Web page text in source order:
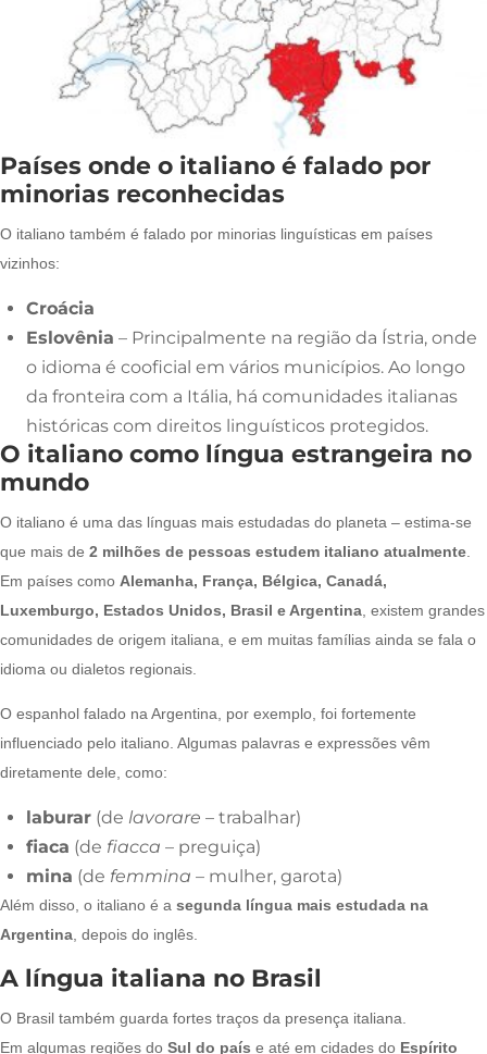
Países onde o italiano é falado por
minorias reconhecidas
O italiano também é falado por minorias linguísticas em países
vizinhos:
Croácia
Eslovênia – Principalmente na região da Ístria, onde
o idioma é cooficial em vários municípios. Ao longo
da fronteira com a Itália, há comunidades italianas
históricas com direitos linguísticos protegidos.
O italiano como língua estrangeira no
mundo
O italiano é uma das línguas mais estudadas do planeta – estima-se
que mais de 2 milhões de pessoas estudem italiano atualmente
Em países como Alemanha, França, Bélgica, Canadá,
Luxemburgo, Estados Unidos, Brasil e Argentina , existem grandes
comunidades de origem italiana, e em muitas famílias ainda se fala o
idioma ou dialetos regionais.
O espanhol falado na Argentina, por exemplo, foi fortemente
influenciado pelo italiano. Algumas palavras e expressões vêm
diretamente dele, como:
laburar (de lavorare – trabalhar)
fiaca (de fiacca – preguiça)
mina (de femmina – mulher, garota)
Além disso, o italiano é a segunda língua mais estudada na
Argentina , depois do inglês.
A língua italiana no Brasil
O Brasil também guarda fortes traços da presença italiana.
Em algumas regiões do Sul do país e até em cidades do Espírito